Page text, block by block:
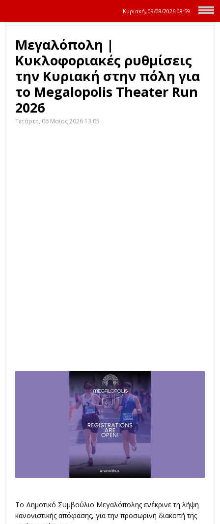
Κυριακή, 09/08/2026 08:59
Μεγαλόπολη |
Κυκλοφοριακές ρυθμίσεις
την Κυριακή στην πόλη για
το Megalopolis Theater Run
2026
Τετάρτη, 06 Μαϊος 2026 13:05
Το Δημοτικό Συμβούλιο Μεγαλόπολης ενέκρινε τη λήψη
κανονιστικής απόφασης, για την προσωρινή διακοπή της